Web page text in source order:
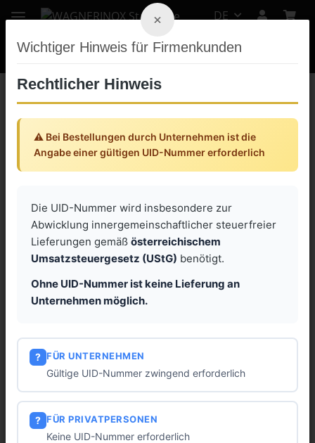
DE
Zurück zur Liste Edelstahl Flanschlager UCFL
Wichtiger Hinweis für Firmenkunden
×
Rechtlicher Hinweis
⚠️ Bei Bestellungen durch Unternehmen ist die
Angabe einer gültigen UID-Nummer erforderlich
Die UID-Nummer wird insbesondere zur
Abwicklung innergemeinschaftlicher steuerfreier
Lieferungen gemäß österreichischem
Umsatzsteuergesetz (UStG) benötigt.
Ohne UID-Nummer ist keine Lieferung an
Unternehmen möglich.
? FÜR UNTERNEHMEN
Gültige UID-Nummer zwingend erforderlich
? FÜR PRIVATPERSONEN
Keine UID-Nummer erforderlich